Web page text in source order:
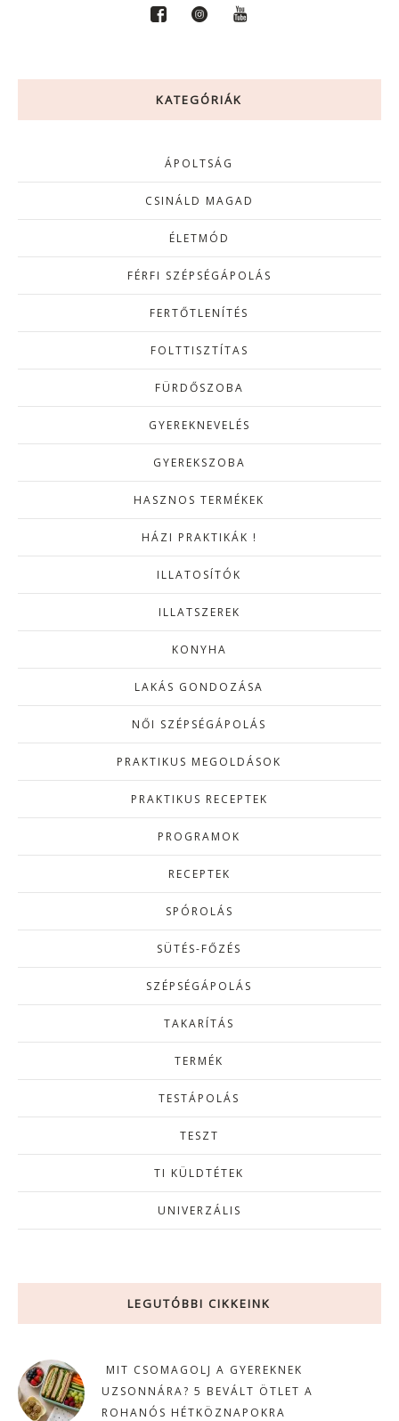
KATEGÓRIÁK
ÁPOLTSÁG
CSINÁLD MAGAD
ÉLETMÓD
FÉRFI SZÉPSÉGÁPOLÁS
FERTŐTLENÍTÉS
FOLTTISZTÍTAS
FÜRDŐSZOBA
GYEREKNEVELÉS
GYEREKSZOBA
HASZNOS TERMÉKEK
HÁZI PRAKTIKÁK !
ILLATOSÍTÓK
ILLATSZEREK
KONYHA
LAKÁS GONDOZÁSA
NŐI SZÉPSÉGÁPOLÁS
PRAKTIKUS MEGOLDÁSOK
PRAKTIKUS RECEPTEK
PROGRAMOK
RECEPTEK
SPÓROLÁS
SÜTÉS-FŐZÉS
SZÉPSÉGÁPOLÁS
TAKARÍTÁS
TERMÉK
TESTÁPOLÁS
TESZT
TI KÜLDTÉTEK
UNIVERZÁLIS
LEGUTÓBBI CIKKEINK
MIT CSOMAGOLJ A GYEREKNEK
UZSONNÁRA? 5 BEVÁLT ÖTLET A
ROHANÓS HÉTKÖZNAPOKRA